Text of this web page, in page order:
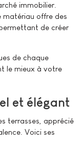
immobilier.
matériau offre des
de créer
de chaque
le mieux à votre
et élégant
terrasses, apprécié
Voici ses